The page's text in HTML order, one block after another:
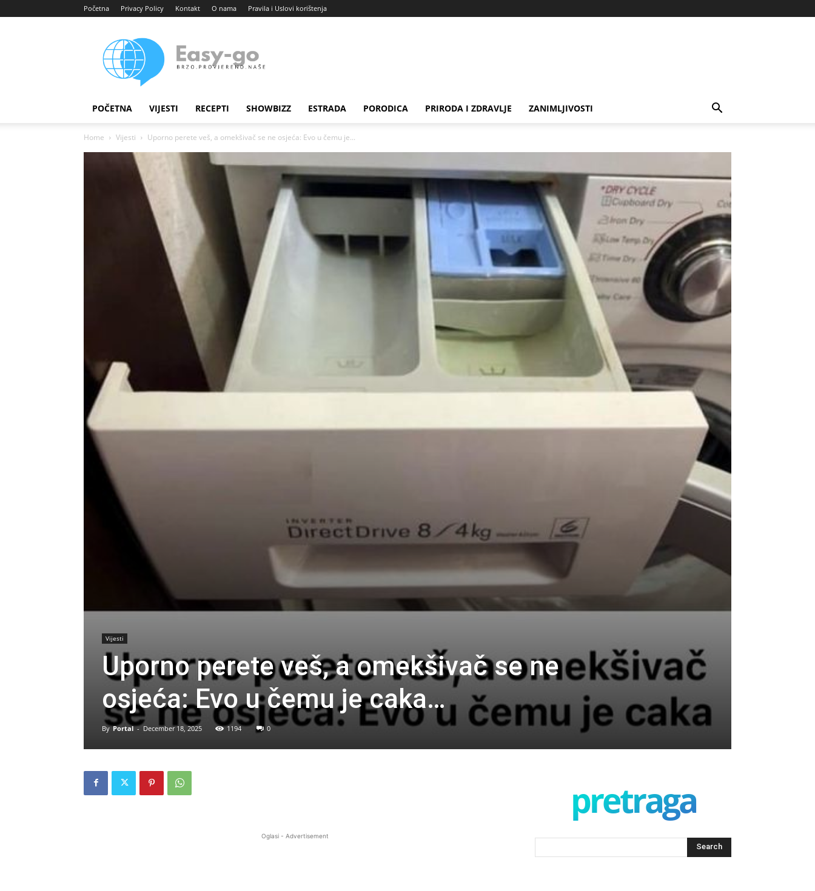
Početna Privacy Policy Kontakt O nama Pravila i Uslovi korištenja
portal
POČETNA VIJESTI RECEPTI SHOWBIZZ ESTRADA PORODICA PRIRODA I ZDRAVLJE ZANIMLJIVOSTI
Home Vijesti Uporno perete veš, a omekšivač se ne osjeća: Evo u čemu je...
Vijesti
Uporno perete veš, a omekšivač se ne
osjeća: Evo u čemu je caka…
By Portal - December 18, 2025 1194 0
Oglasi - Advertisement
pretraga